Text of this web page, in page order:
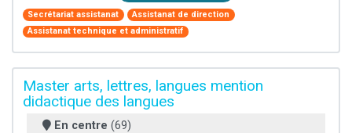
Secrétariat assistanat
Assistanat de direction
Assistanat technique et administratif
Master arts, lettres, langues mention
didactique des langues
En centre (69)